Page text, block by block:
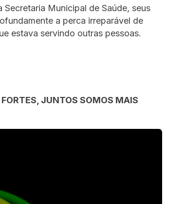
Municipal de Saúde, seus
a perca irreparável de
estava servindo outras pessoas.
JUNTOS SOMOS MAIS